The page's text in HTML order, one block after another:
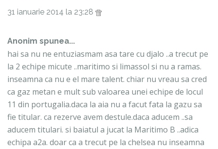
31 ianuarie 2014 la 23:28
Anonim spunea...
hai sa nu ne entuziasmam asa tare cu djalo ..a trecut pe
la 2 echipe micute ..maritimo si limassol si nu a ramas.
inseamna ca nu e el mare talent. chiar nu vreau sa cred
ca gaz metan e mult sub valoarea unei echipe de locul
11 din portugalia.daca la aia nu a facut fata la gazu sa
fie titular. ca rezerve avem destule.daca aducem ..sa
aducem titulari. si baiatul a jucat la Maritimo B ..adica
echipa a2a. doar ca a trecut pe la chelsea nu inseamna